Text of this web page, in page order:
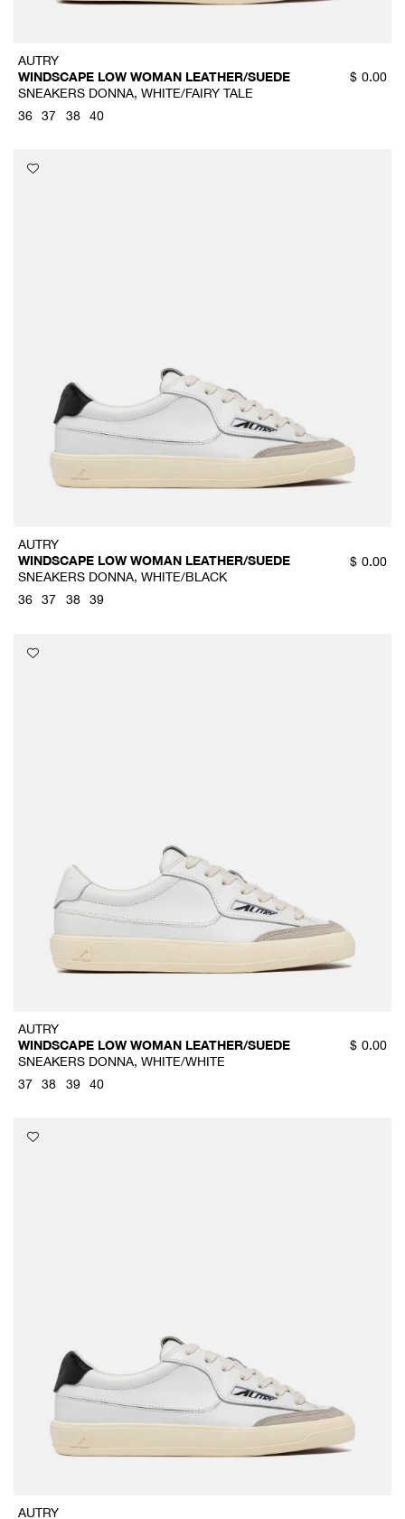
AUTRY
WINDSCAPE LOW WOMAN LEATHER/SUEDE
SNEAKERS DONNA, WHITE/FAIRY TALE
$ 0.00
36 37 38 40
AUTRY
WINDSCAPE LOW WOMAN LEATHER/SUEDE
SNEAKERS DONNA, WHITE/BLACK
$ 0.00
36 37 38 39
AUTRY
WINDSCAPE LOW WOMAN LEATHER/SUEDE
SNEAKERS DONNA, WHITE/WHITE
$ 0.00
37 38 39 40
AUTRY